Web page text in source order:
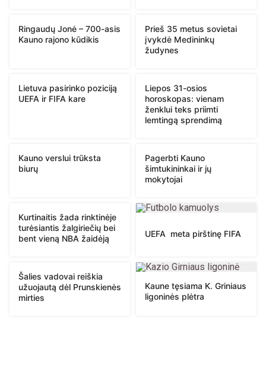
Ringaudų Jonė – 700-asis
Kauno rajono kūdikis
Prieš 35 metus sovietai
įvykdė Medininkų
žudynes
Lietuva pasirinko poziciją
UEFA ir FIFA kare
Liepos 31-osios
horoskopas: vienam
ženklui teks priimti
lemtingą sprendimą
Kauno verslui trūksta
biurų
Pagerbti Kauno
šimtukininkai ir jų
mokytojai
Kurtinaitis žada rinktinėje
turėsiantis žalgiriečių bei
bent vieną NBA žaidėją
UEFA meta pirštinę FIFA
Šalies vadovai reiškia
užuojautą dėl Prunskienės
mirties
Kaune tęsiama K. Griniaus
ligoninės plėtra